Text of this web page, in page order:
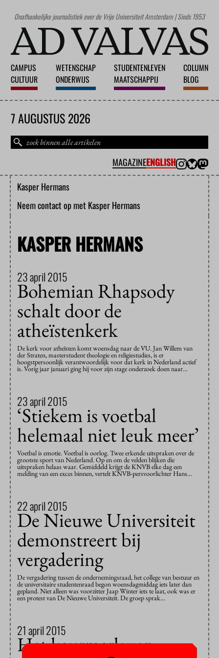
Onafhankelijke journalistiek over de Vrije Universiteit Amsterdam | Sinds 1953
CAMPUS
CULTUUR
WETENSCHAP
ONDERWIJS
STUDENTENLEVEN
MAATSCHAPPIJ
COLUMN
BLOG
7 AUGUSTUS 2026
MAGAZINEENGLISH
KASPER HERMANS
23 april 2015
Bohemian Rhapsody
schalt door de
atheïstenkerk
De kerk voor atheïsten komt woensdag naar de VU. Jan Willem van
der Straten, masterstudent theologie en religiestudies, is er
hoogstpersoonlijk verantwoordelijk voor dat kerk in Nederland actief
is. Vorig jaar januari ging hij voor zijn stage onderzoek doen naar…
23 april 2015
‘Stiekem is voetbal
helemaal niet leuk meer’
Voetbal is emotie. Voetbal is oorlog. Twee erkende uitspraken over de
grootste sport van Nederland. Op en om de velden blijken die
uitspraken helaas waar. Gemiddeld krijgt de KNVB elke dag een
melding van een exces binnen, vertelt KNVB-persvoorlichter Hans…
22 april 2015
De Nieuwe Universiteit
demonstreert bij
vergadering
De vergadering tussen de ondernemingsraad, het college van bestuur en
de universitaire studentenraad begon woensdagmiddag iets later dan
gepland. Niet alleen was voorzitter Jaap Winter iets te laat, ook was er
een protest van De Nieuwe Universiteit. De groep sprak…
21 april 2015
Het keurmerk van
Kasper Hermans
Neem contact op met Kasper Hermans